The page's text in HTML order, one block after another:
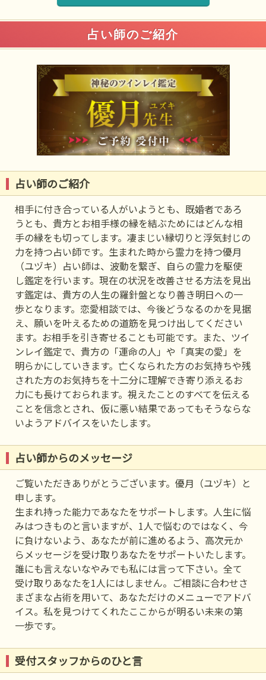
占い師のご紹介
占い師のご紹介
相手に付き合っている人がいようとも、既婚者であろ
うとも、貴方とお相手様の縁を結ぶためにはどんな相
手の縁をも切ってします。凄まじい縁切りと浮気封じの
力を持つ占い師です。生まれた時から霊力を持つ優月
（ユヅキ）占い師は、波動を繋ぎ、自らの霊力を駆使
し鑑定を行います。現在の状況を改善させる方法を見出
す鑑定は、貴方の人生の羅針盤となり善き明日への一
歩となります。恋愛相談では、今後どうなるのかを見据
え、願いを叶えるための道筋を見つけ出してください
ます。お相手を引き寄せることも可能です。また、ツイ
ンレイ鑑定で、貴方の「運命の人」や「真実の愛」を
明らかにしていきます。亡くなられた方のお気持ちや残
された方のお気持ちを十二分に理解でき寄り添えるお
力にも長けておられます。視えたことのすべてを伝える
ことを信念とされ、仮に悪い結果であってもそうならな
いようアドバイスをいたします。
占い師からのメッセージ
ご覧いただきありがとうございます。優月（ユヅキ）と
申します。
生まれ持った能力であなたをサポートします。人生に悩
みはつきものと言いますが、1人で悩むのではなく、今
に負けないよう、あなたが前に進めるよう、高次元か
らメッセージを受け取りあなたをサポートいたします。
誰にも言えないなやみでも私には言って下さい。全て
受け取りあなたを1人にはしません。ご相談に合わせさ
まざまな占術を用いて、あなただけのメニューでアドバ
イス。私を見つけてくれたここからが明るい未来の第
一歩です。
受付スタッフからのひと言